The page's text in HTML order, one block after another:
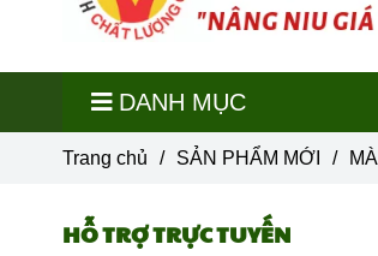
DANH MỤC
Trang chủ / SẢN PHẨM MỚI /
HỖ TRỢ TRỰC TUYẾN